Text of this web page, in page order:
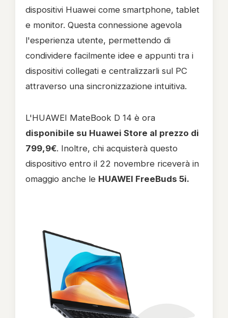
dispositivi Huawei come smartphone, tablet
e monitor. Questa connessione agevola
l'esperienza utente, permettendo di
condividere facilmente idee e appunti tra i
dispositivi collegati e centralizzarli sul PC
attraverso una sincronizzazione intuitiva.
L'HUAWEI MateBook D 14 è ora
disponibile su Huawei Store al prezzo di
799,9€. Inoltre, chi acquisterà questo
dispositivo entro il 22 novembre riceverà in
omaggio anche le HUAWEI FreeBuds 5i.